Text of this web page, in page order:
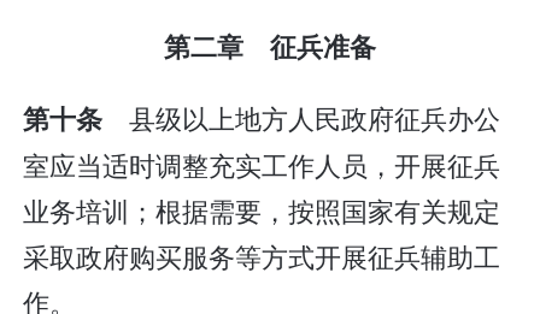
第二章 征兵准备
第十条 县级以上地方人民政府征兵办公
室应当适时调整充实工作人员，开展征兵
业务培训；根据需要，按照国家有关规定
采取政府购买服务等方式开展征兵辅助工
作。